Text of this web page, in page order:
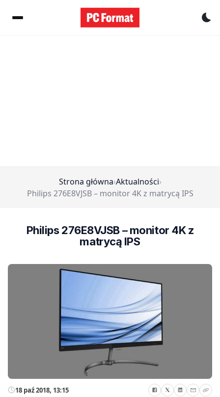
Strona główna›Aktualności›
Philips 276E8VJSB – monitor 4K z matrycą IPS
Philips 276E8VJSB – monitor 4K z
matrycą IPS
18 paź 2018, 13:15